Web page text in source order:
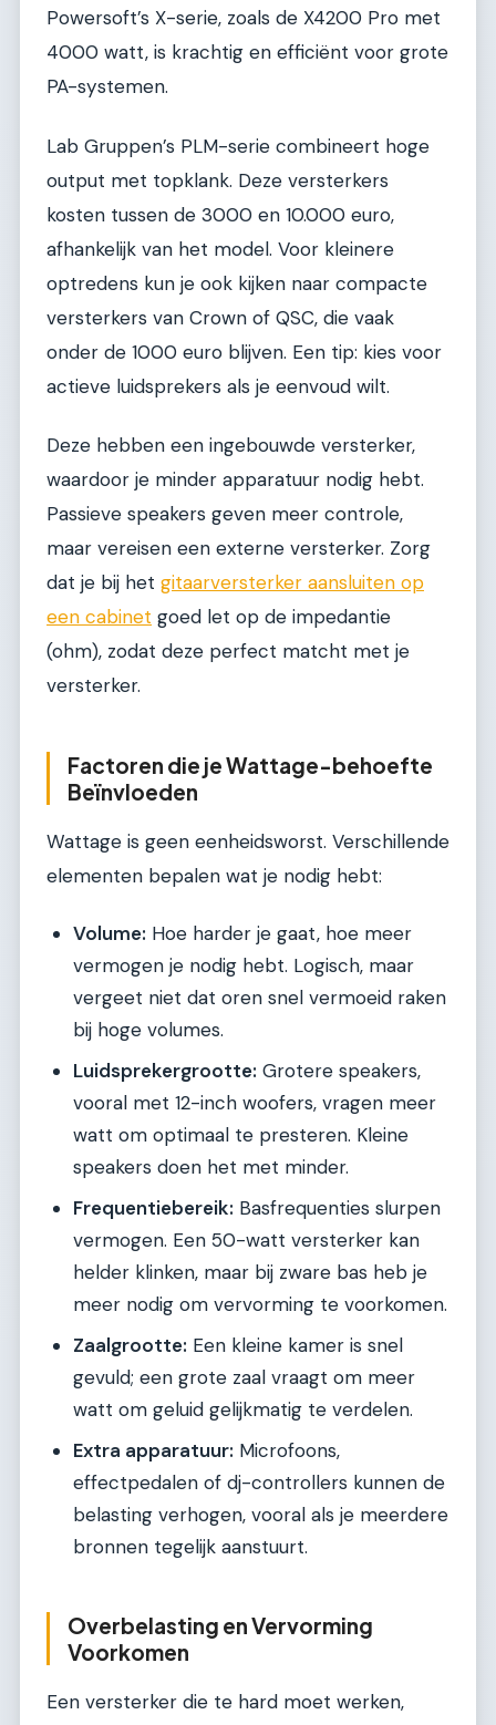
Powersoft’s X-serie, zoals de X4200 Pro met
4000 watt, is krachtig en efficiënt voor grote
PA-systemen.
Lab Gruppen’s PLM-serie combineert hoge
output met topklank. Deze versterkers
kosten tussen de 3000 en 10.000 euro,
afhankelijk van het model. Voor kleinere
optredens kun je ook kijken naar compacte
versterkers van Crown of QSC, die vaak
onder de 1000 euro blijven. Een tip: kies voor
actieve luidsprekers als je eenvoud wilt.
Deze hebben een ingebouwde versterker,
waardoor je minder apparatuur nodig hebt.
Passieve speakers geven meer controle,
maar vereisen een externe versterker. Zorg
dat je bij het gitaarversterker aansluiten op
een cabinet goed let op de impedantie
(ohm), zodat deze perfect matcht met je
versterker.
Factoren die je Wattage-behoefte
Beïnvloeden
Wattage is geen eenheidsworst. Verschillende
elementen bepalen wat je nodig hebt:
Volume: Hoe harder je gaat, hoe meer
vermogen je nodig hebt. Logisch, maar
vergeet niet dat oren snel vermoeid raken
bij hoge volumes.
Luidsprekergrootte: Grotere speakers,
vooral met 12-inch woofers, vragen meer
watt om optimaal te presteren. Kleine
speakers doen het met minder.
Frequentiebereik: Basfrequenties slurpen
vermogen. Een 50-watt versterker kan
helder klinken, maar bij zware bas heb je
meer nodig om vervorming te voorkomen.
Zaalgrootte: Een kleine kamer is snel
gevuld; een grote zaal vraagt om meer
watt om geluid gelijkmatig te verdelen.
Extra apparatuur: Microfoons,
effectpedalen of dj-controllers kunnen de
belasting verhogen, vooral als je meerdere
bronnen tegelijk aanstuurt.
Overbelasting en Vervorming
Voorkomen
Een versterker die te hard moet werken,